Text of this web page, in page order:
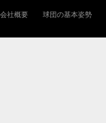
会社概要 球団の基本姿勢